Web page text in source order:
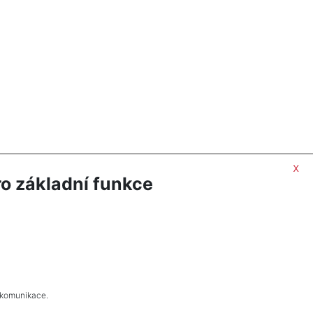
x
základní funkce